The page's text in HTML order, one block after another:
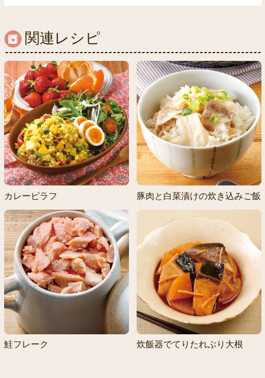
関連レシピ
カレーピラフ 豚肉と白菜漬けの炊き込みご飯
鮭フレーク 炊飯器でてりたれぶり大根